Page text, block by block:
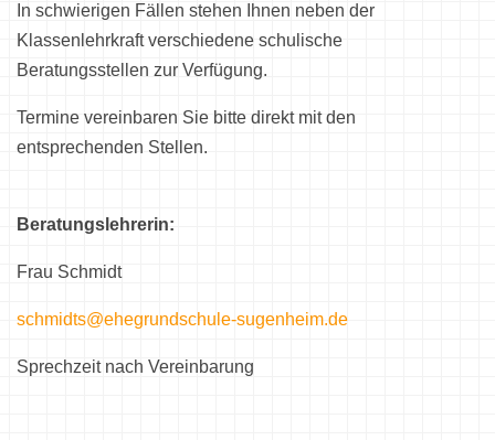
In schwierigen Fällen stehen Ihnen neben der
Klassenlehrkraft verschiedene schulische
Beratungsstellen zur Verfügung.
Termine vereinbaren Sie bitte direkt mit den
entsprechenden Stellen.
Beratungslehrerin:
Frau Schmidt
schmidts@ehegrundschule-sugenheim.de
Sprechzeit nach Vereinbarung